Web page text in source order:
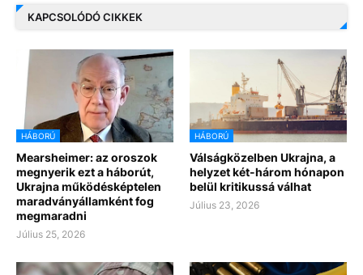
KAPCSOLÓDÓ CIKKEK
HÁBORÚ
Mearsheimer: az oroszok
megnyerik ezt a háborút,
Ukrajna működésképtelen
maradványállamként fog
megmaradni
Július 25, 2026
HÁBORÚ
Válságközelben Ukrajna, a
helyzet két-három hónapon
belül kritikussá válhat
Július 23, 2026